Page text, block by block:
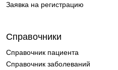
Заявка на регистрацию
Справочники
Справочник пациента
Справочник заболеваний